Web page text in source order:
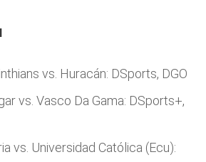
vs. Huracán: DSports, DGO
vs. Vasco Da Gama: DSports+,
vs. Universidad Católica (Ecu):